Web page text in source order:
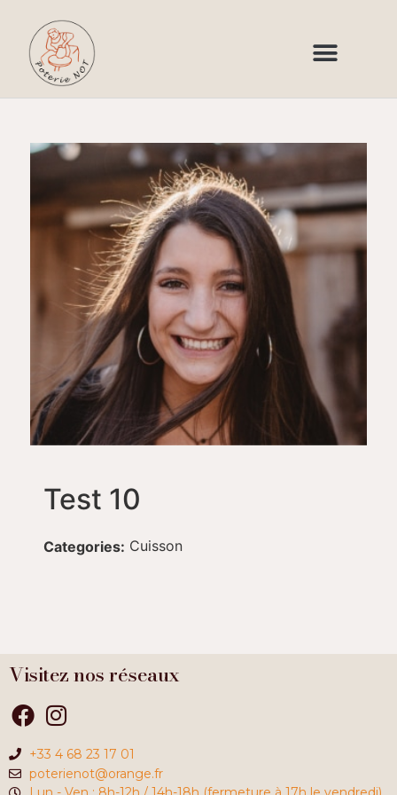
Test 10
Categories: Cuisson
Visitez nos réseaux
+33 4 68 23 17 01
poterienot@orange.fr